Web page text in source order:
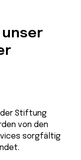
der Stiftung
von den
sorgfältig